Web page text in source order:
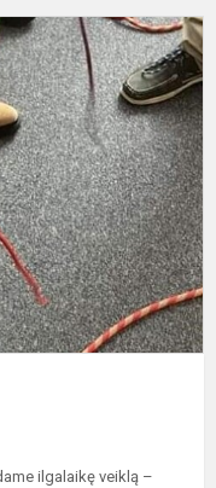
ilgalaikę veiklą –